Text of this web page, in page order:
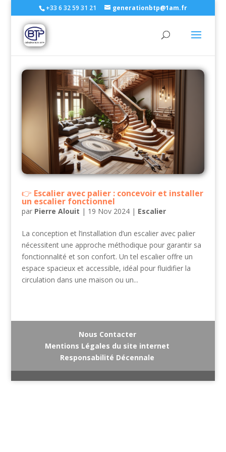
+33 6 32 59 31 21 generationbtp@1am.fr
Escalier avec palier : concevoir et installer
un escalier fonctionnel
par Pierre Alouit | 19 Nov 2024| Escalier
La conception et l’installation d’un escalier avec palier
nécessitent une approche méthodique pour garantir sa
fonctionnalité et son confort. Un tel escalier offre un
espace spacieux et accessible, idéal pour fluidifier la
circulation dans une maison ou un...
Nous Contacter
Mentions Légales du site internet
Responsabilité Décennale